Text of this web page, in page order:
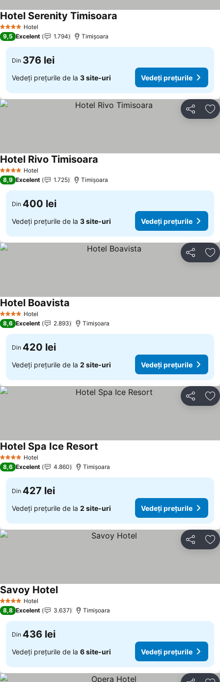
4 Stele Hotel
Hotel Serenity Timisoara
9,5 Excelent 1.794 Timișoara
Din 376 lei
Vedeți prețurile de la 3 site-uri Vedeți prețurile
Distribuiți
4 Stele Hotel
Hotel Rivo Timisoara
8,9 Excelent 1.725 Timișoara
Din 400 lei
Vedeți prețurile de la 3 site-uri Vedeți prețurile
Distribuiți
4 Stele Hotel
Hotel Boavista
8,6 Excelent 2.893 Timișoara
Din 420 lei
Vedeți prețurile de la 2 site-uri Vedeți prețurile
Distribuiți
4 Stele Hotel
Hotel Spa Ice Resort
8,6 Excelent 4.860 Timișoara
Din 427 lei
Vedeți prețurile de la 2 site-uri Vedeți prețurile
Distribuiți
4 Stele Hotel
Savoy Hotel
8,8 Excelent 3.637 Timișoara
Din 436 lei
Vedeți prețurile de la 6 site-uri Vedeți prețurile